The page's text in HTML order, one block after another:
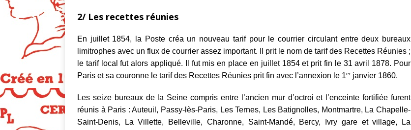
2/ Les recettes réunies
En juillet 1854, la Poste créa un nouveau tarif pour le courrier circulant entre deux bureaux
limitrophes avec un flux de courrier assez important. Il prit le nom de tarif des Recettes Réunies ;
le tarif local fut alors appliqué. Il fut mis en place en juillet 1854 et prit fin le 31 avril 1878. Pour
Paris et sa couronne le tarif des Recettes Réunies prit fin avec l’annexion le 1erjanvier 1860.
Les seize bureaux de la Seine compris entre l’ancien mur d’octroi et l’enceinte fortifiée furent
réunis à Paris : Auteuil, Passy-lès-Paris, Les Ternes, Les Batignolles, Montmartre, La Chapelle-
Saint-Denis, La Villette, Belleville, Charonne, Saint-Mandé, Bercy, Ivry gare et village, La